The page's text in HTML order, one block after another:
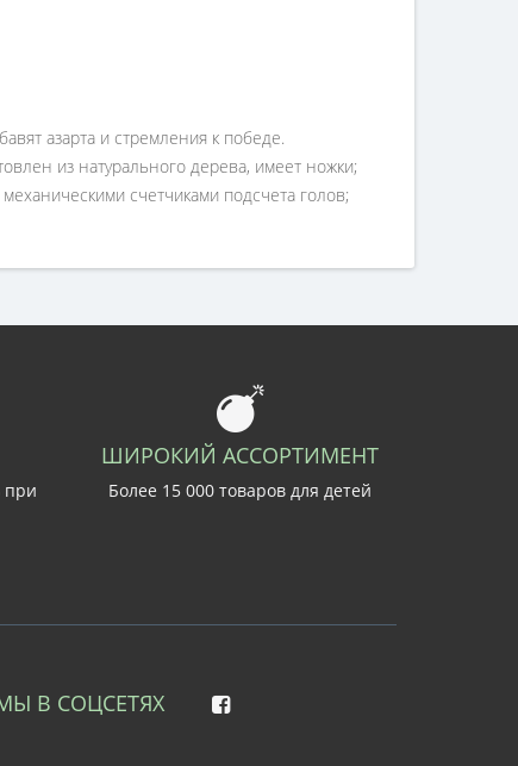
азарта и стремления к победе.
из натурального дерева, имеет ножки;
счетчиками подсчета голов;
при
ШИРОКИЙ АССОРТИМЕНТ
Более 15 000 товаров для детей
В СОЦСЕТЯХ